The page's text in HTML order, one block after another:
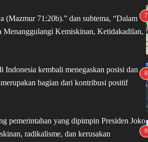
(Mazmur 71:20b).” dan subtema, “Dalam
Menanggulangi Kemiskinan, Ketidakadilan,
Indonesia kembali menegaskan posisi dan
bagian dari kontribusi positif
pemerintahan yang dipimpin Presiden Joko
radikalisme, dan kerusakan
7
8
9